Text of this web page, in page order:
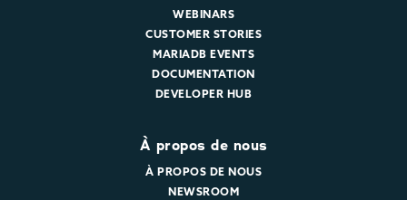
WEBINARS
CUSTOMER STORIES
MARIADB EVENTS
DOCUMENTATION
DEVELOPER HUB
À propos de nous
À PROPOS DE NOUS
NEWSROOM